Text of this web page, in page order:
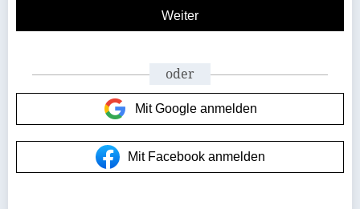
oder
Mit Google anmelden
Mit Facebook anmelden